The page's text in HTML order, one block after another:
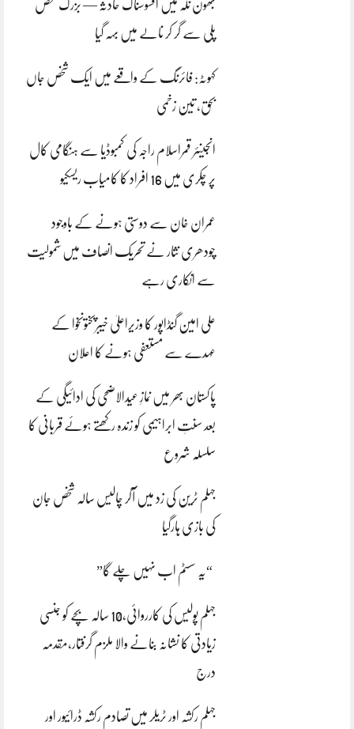
بھون نلہ میں افسوسناک حادثہ — بزرگ شخص
پلی سے گر کر نالے میں بہہ گیا
کہوٹہ: فائرنگ کے واقعے میں ایک شخص جاں
بحق، تین زخمی
انجینئر قمراسلام راجہ کی کمبوڈیا سے ہنگامی کال
پر چکری میں 16 افراد کا کامیاب ریسکیو
عمران خان سے دوستی ہونے کے باوجود
چودھری نثار نے تحریک انصاف میں شمولیت
سے انکاری رہے
علی امین گنڈاپور کا وزیراعلیٰ خیبرپختونخوا کے
عہدے سے مستعفی ہونے کا اعلان
پاکستان بھر میں نمازِ عیدالاضحی کی ادائیگی کے
بعد سنتِ ابراہیمی کو زندہ رکھتے ہوئے قربانی کا
سلسلہ شروع
جہلم ٹرین کی زد میں آکر چالیس سالہ شخص جان
کی بازی ہارگیا
“یہ سسٹم اب نہیں چلے گا”
جہلم پولیس کی کارروائی،10 سالہ بچے کو جنسی
زیادتی کا نشانہ بنانے والا ملزم گرفتار،مقدمہ
درج
جہلم رکشہ اور ٹریلر میں تصادم رکشہ ڈرائیور اور